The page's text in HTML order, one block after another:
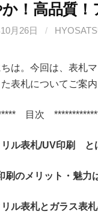
！高品質！
月26日 /
ちは。今回は、表札
表札についてご案内
目次
リル表札/UV印刷 と
刷のメリット・魅力
リル表札とガラス表